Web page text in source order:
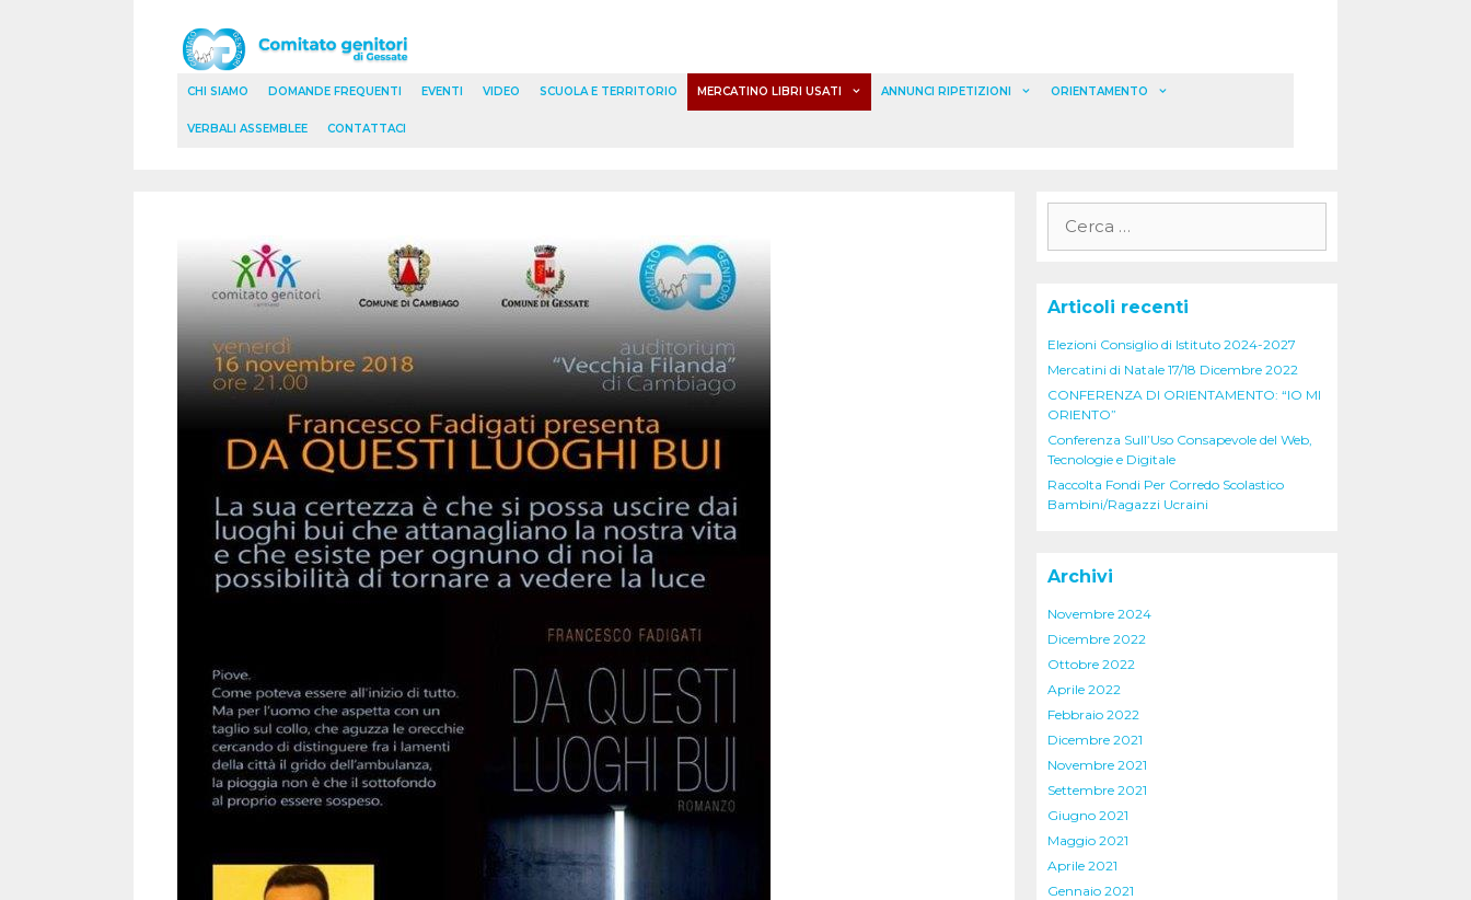
CHI SIAMO DOMANDE FREQUENTI EVENTI VIDEO SCUOLA E TERRITORIO MERCATINO LIBRI USATI ANNUNCI RIPETIZIONI ORIENTAMENTO
VERBALI ASSEMBLEE CONTATTACI
per:
Articoli recenti
Elezioni Consiglio di Istituto 2024-2027
Mercatini di Natale 17/18 Dicembre 2022
CONFERENZA DI ORIENTAMENTO: “IO MI
ORIENTO”
Conferenza Sull’Uso Consapevole del Web,
Tecnologie e Digitale
Raccolta Fondi Per Corredo Scolastico
Bambini/Ragazzi Ucraini
Archivi
Novembre 2024
Dicembre 2022
Ottobre 2022
Aprile 2022
Febbraio 2022
Dicembre 2021
Novembre 2021
Settembre 2021
Giugno 2021
Maggio 2021
Aprile 2021
Gennaio 2021